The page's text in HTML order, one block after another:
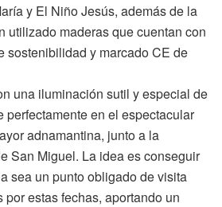
y El Niño Jesús, además de la
utilizado maderas que cuentan con
sostenibilidad y marcado CE de
una iluminación sutil y especial de
perfectamente en el espectacular
adnamantina, junto a la
San Miguel. La idea es conseguir
sea un punto obligado de visita
estas fechas, aportando un